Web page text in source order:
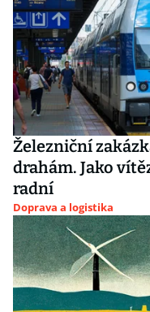
Železniční
drahám. Jako
radní
Doprava a logistika